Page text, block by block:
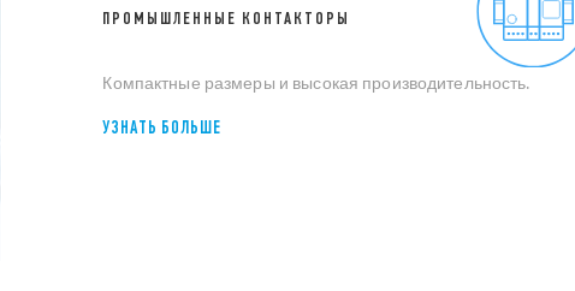
ПРОМЫШЛЕННЫЕ КОНТАКТОРЫ
Компактные размеры и высокая производительность.
УЗНАТЬ БОЛЬШЕ